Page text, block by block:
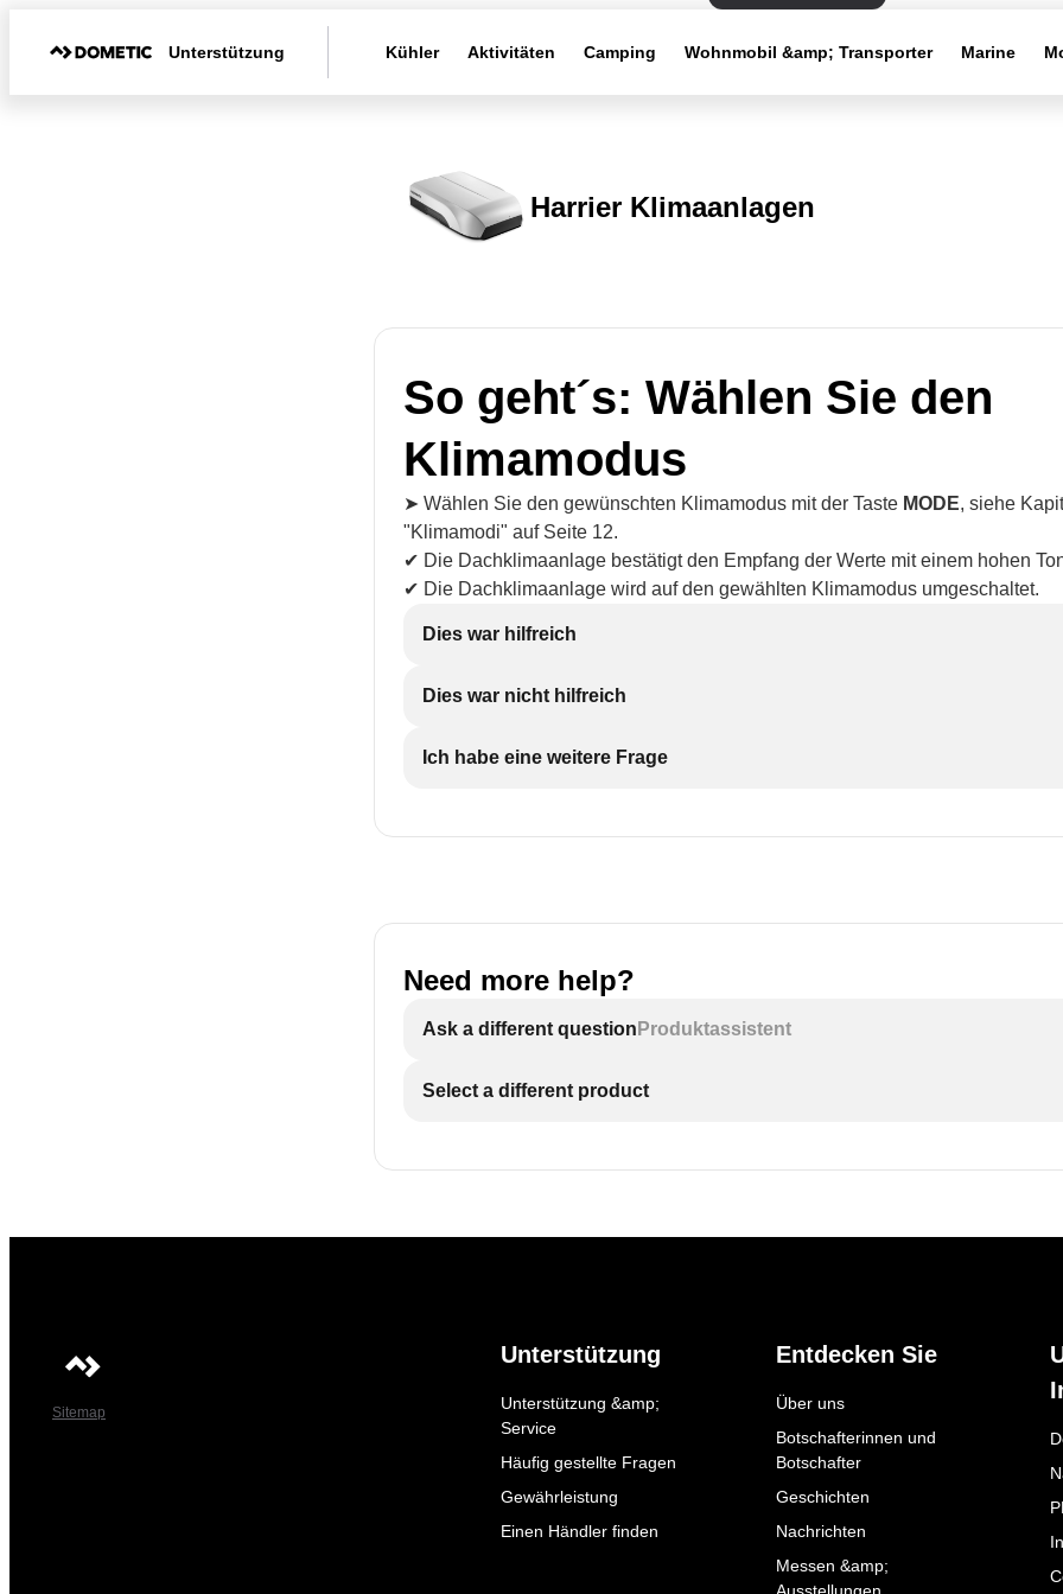
Unterstützung Kühler Aktivitäten Camping Wohnmobil &amp; Transporter Marine
Harrier Klimaanlagen
So geht´s: Wählen Sie den
Klimamodus
➤ Wählen Sie den gewünschten Klimamodus mit der Taste MODE, siehe
"Klimamodi" auf Seite 12.
✔ Die Dachklimaanlage bestätigt den Empfang der Werte mit einem hohen
✔ Die Dachklimaanlage wird auf den gewählten Klimamodus umgeschaltet.
Dies war hilfreich
Dies war nicht hilfreich
Ich habe eine weitere Frage
Need more help?
Ask a different question Produktassistent
Select a different product
Sitemap
Unterstützung
Unterstützung &amp;
Service
Häufig gestellte Fragen
Gewährleistung
Einen Händler finden
Entdecken Sie
Über uns
Botschafterinnen und
Botschafter
Geschichten
Nachrichten
Messen &amp;